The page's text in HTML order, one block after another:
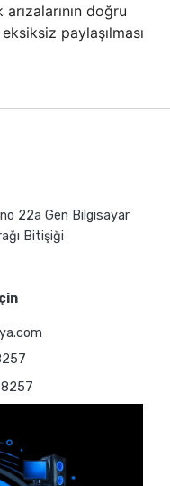
doğru
paylaşılması
22a Gen Bilgisayar
Bitişiği